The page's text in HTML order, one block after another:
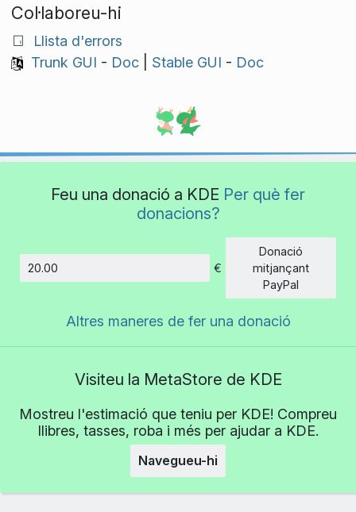
Col·laboreu-hi
Llista d'errors
Trunk GUI - Doc| Stable GUI - Doc
Feu una donació a KDE Per què fer
donacions?
€
Donació
mitjançant
PayPal
Altres maneres de fer una donació
Visiteu la MetaStore de KDE
Mostreu l'estimació que teniu per KDE! Compreu
llibres, tasses, roba i més per ajudar a KDE.
Navegueu-hi